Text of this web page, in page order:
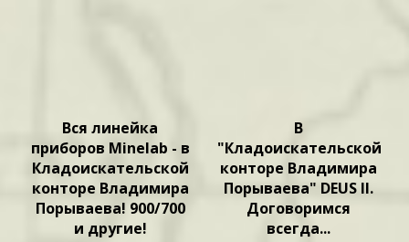
Вся линейка
приборов Minelab - в
Кладоискательской
конторе Владимира
Порываева! 900/700
и другие!
В
"Кладоискательской
конторе Владимира
Порываева" DEUS II.
Договоримся
всегда...